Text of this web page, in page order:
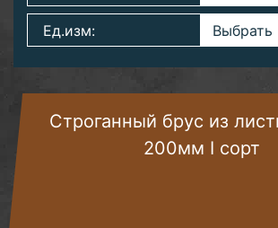
Ед.изм:
Строганный брус из
200мм I сорт